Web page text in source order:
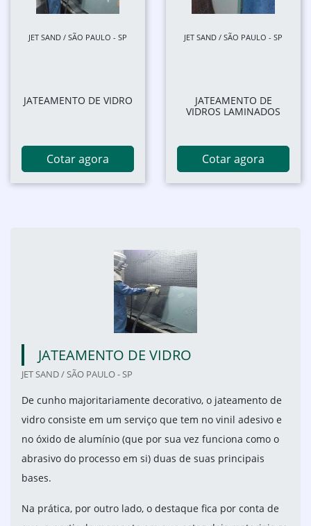
JET SAND / SÃO PAULO - SP
JATEAMENTO DE VIDRO
Cotar agora
JET SAND / SÃO PAULO - SP
JATEAMENTO DE
VIDROS LAMINADOS
Cotar agora
JATEAMENTO DE VIDRO
JET SAND / SÃO PAULO - SP
De cunho majoritariamente decorativo, o jateamento de
vidro consiste em um serviço que tem no vinil adesivo e
no óxido de alumínio (que por sua vez funciona como o
abrasivo do processo em si) duas de suas principais
bases.
Na prática, por outro lado, o destaque fica por conta de